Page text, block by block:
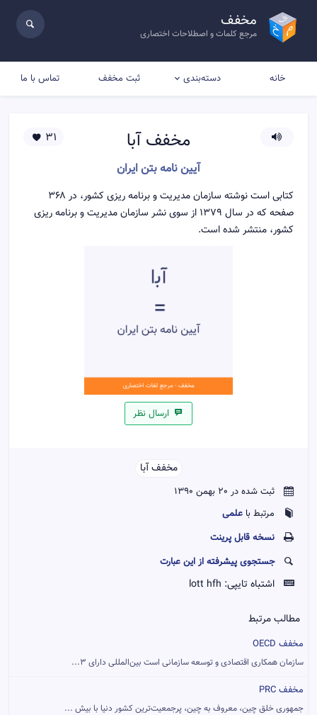
مخفف
مرجع کلمات و اصطلاحات اختصاری
خانه دسته‌بندی ثبت مخفف تماس با ما
مخففآبا
آیین نامه بتن ایران
31
کتابی است نوشته سازمان مدیریت و برنامه ریزی کشور، در ۳۶۸
صفحه که در سال ۱۳۷۹ از سوی نشر سازمان مدیریت و برنامه ریزی
کشور، منتشر شده است.
ارسال نظر
مخفف آبا
ثبت شده در 20 بهمن 1390
مرتبط باعلمی
نسخه قابل پرينت
جستجوی پیشرفته از این عبارت
اشتباه تایپی: lott hfh
مطالب مرتبط
مخفف OECD
سازمان همکاری اقتصادی و توسعه سازمانی است بین‌المللی دارای ۳...
مخفف PRC
جمهوری خلق چین، معروف به چین، پرجمعیت‌ترین کشور دنیا با بیش ...